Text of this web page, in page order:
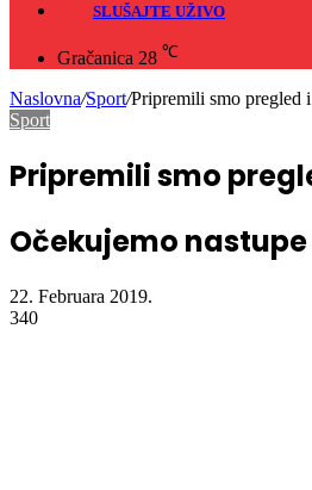
SLUŠAJTE UŽIVO
Gračanica 28 ℃
Naslovna/Sport/Pripremili smo pregled
Sport
Pripremili smo
Očekujemo
22. Februara 2019.
340